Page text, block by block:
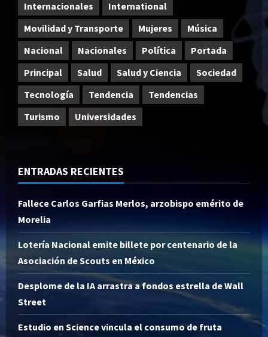
Internacionales
International
Movilidad y Transporte
Mujeres
Música
Nacional
Nacionales Política
Portada
Principal
Salud Salud y Ciencia
Sociedad
Tecnología
Tendencia
Tendencias
Turismo
Universidades
ENTRADAS RECIENTES
Fallece Carlos Garfias Merlos, arzobispo emérito de
Morelia
Lotería Nacional emite billete por centenario de la
Asociación de Scouts en México
Desplome de la IA arrastra a fondos estrella de Wall
Street
Estudio en Science vincula el consumo de fruta